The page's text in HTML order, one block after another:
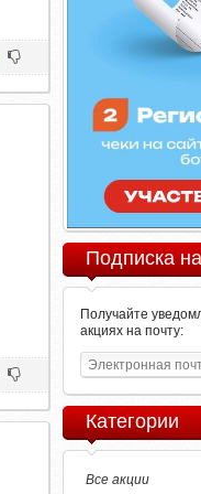
Подписка
Получайте
акциях на почту:
Категории
Все акции